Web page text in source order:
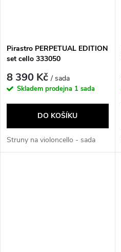
Pirastro PERPETUAL EDITION
set cello 333050
8 390 Kč/ sada
Skladem prodejna 1 sada
DO KOŠÍKU
Struny na violoncello - sada